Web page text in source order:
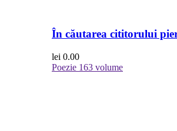
În căutarea cititorului
lei 0.00
Poezie 163 volume